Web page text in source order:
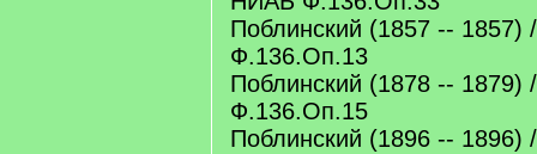
Поблинский (1857 --
Ф.136.Оп.13
Поблинский (1878 --
Ф.136.Оп.15
Поблинский (1896 --